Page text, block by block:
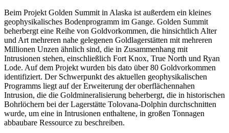
Beim Projekt Golden Summit in Alaska ist außerdem ein kleines
geophysikalisches Bodenprogramm im Gange. Golden Summit
beherbergt eine Reihe von Goldvorkommen, die hinsichtlich Alter
und Art mehreren nahe gelegenen Goldlagerstätten mit mehreren
Millionen Unzen ähnlich sind, die in Zusammenhang mit
Intrusionen stehen, einschließlich Fort Knox, True North und Ryan
Lode. Auf dem Projekt wurden bis dato über 80 Goldvorkommen
identifiziert. Der Schwerpunkt des aktuellen geophysikalischen
Programms liegt auf der Erweiterung der oberflächennahen
Intrusion, die die Goldmineralisierung beherbergt, die in historischen
Bohrlöchern bei der Lagerstätte Tolovana-Dolphin durchschnitten
wurde, um eine in Intrusionen enthaltene, in großen Tonnagen
abbaubare Ressource zu beschreiben.